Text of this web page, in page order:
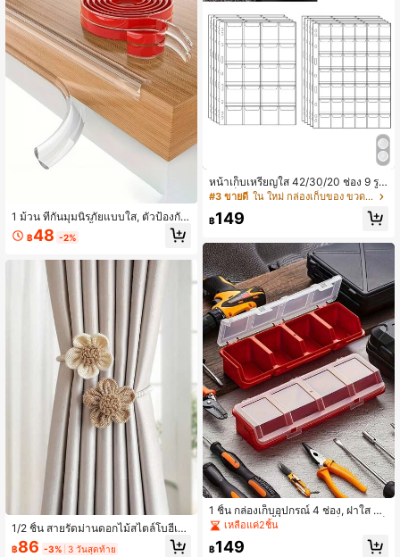
1 ม้วน ที่กันมุมนิรภัยแบบใส, ตัวป้องกัน
มุม, โปร่งใส, ติดตั้งง่าย, ป้องกันเฟอร์นิเ
จอร์, แถบป้องกันแบบยืดหยุ่นโปร่งใส, ก
฿48 -2%
1/2 ชิ้น สายรัดม่านดอกไม้สไตล์โบฮีเมี
ยนทำด้วยมือ, ตะขอผ้าม่านเชือกถัก, สา
ยรัดม่านตกแต่งบ้านสไตล์ฟาร์มเฮาส์, เ
฿86 -3% 3 วันสุดท้าย
หน้าเก็บเหรียญใส 42/30/20 ช่อง 9 รู,
ซองเก็บเหรียญใส, หน้าเก็บเหรียญหลาย
ญ 25 เซนต์, เข็มกลัด, หน้าปกอัลบั้มสะส
#3 ขายดี ใน ใหม่ กล่องเก็บของ ขวด และโถ
฿149
1 ชิ้น กล่องเก็บอุปกรณ์ 4 ช่อง, ฝาใส กล่
องจัดระเบียบชิ้นส่วนขนาดเล็ก, กล่องเก็
บพลาสติกพกพาสำหรับสกรู น็อต โบลต์
ตะปู เครื่องประดับ ลูกปัด อุปกรณ์ตกปล
เหลือแค่2ชิ้น
฿149